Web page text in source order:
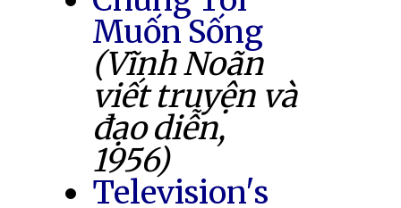
Muốn Sống
(Vĩnh Noãn
viết truyện và
đạo diễn,
1956)
Television's